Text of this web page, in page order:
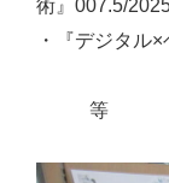
術』007.5/
・『デジタル
等